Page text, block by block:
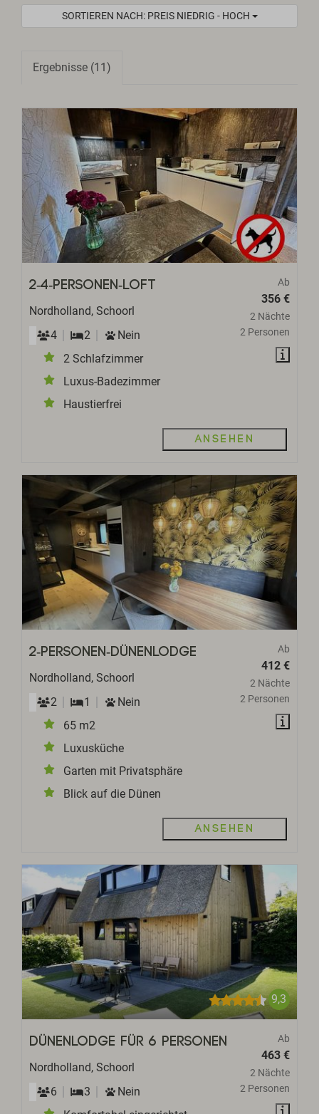
SORTIEREN NACH: PREIS NIEDRIG - HOCH
Ergebnisse (11)
Ab
356 €
2 Nächte
2 Personen
2-4-Personen-Loft
Nordholland, Schoorl
4
2
Nein
2 Schlafzimmer
Luxus-Badezimmer
Haustierfrei
Ansehen
Ab
412 €
2 Nächte
2 Personen
2-Personen-Dünenlodge
Nordholland, Schoorl
2
1
Nein
65 m2
Luxusküche
Garten mit Privatsphäre
Blick auf die Dünen
Ansehen
9,3
Ab
463 €
2 Nächte
2 Personen
Dünenlodge für 6 Personen
Nordholland, Schoorl
6
3
Nein